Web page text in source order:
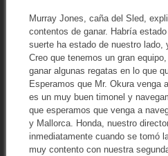
Murray Jones, caña del Sled,
contentos de ganar. Habría
suerte ha estado de nuestro lado,
Creo que tenemos un gran
ganar algunas regatas en lo que
Esperamos que Mr. Okura venga
es un muy buen timonel y
que esperamos que venga a
y Mallorca. Honda, nuestro
inmediatamente cuando se tomó
muy contento con nuestra